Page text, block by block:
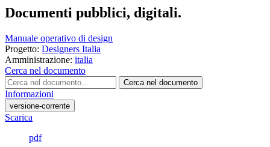
Documenti pubblici, digitali.
Manuale operativo di design
Progetto: Designers Italia
Amministrazione: italia
Cerca nel documento
Cerca nel documento
Informazioni
versione-corrente
Scarica
pdf